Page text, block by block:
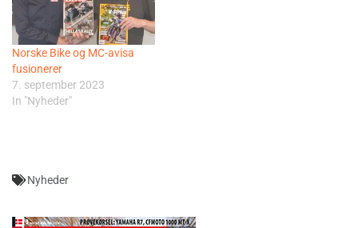
Norske Bike og MC-avisa
fusionerer
7. september 2023
In "Nyheder"
Nyheder